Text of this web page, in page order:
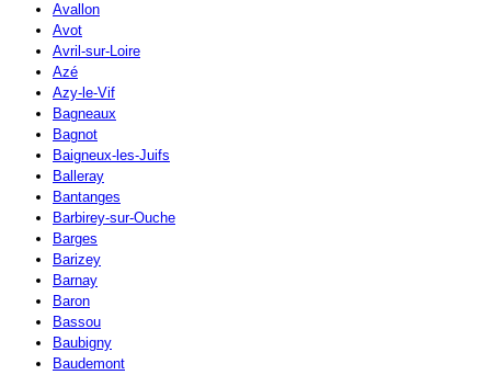
Avallon
Avot
Avril-sur-Loire
Azé
Azy-le-Vif
Bagneaux
Bagnot
Baigneux-les-Juifs
Balleray
Bantanges
Barbirey-sur-Ouche
Barges
Barizey
Barnay
Baron
Bassou
Baubigny
Baudemont